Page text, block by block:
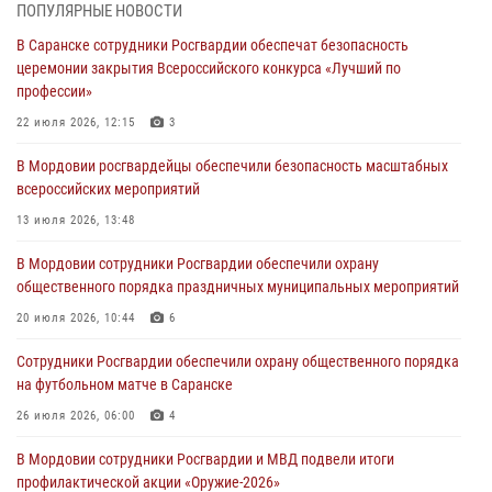
06 августа 2026, 07:03
В Саранске по обращению жителей правоохранители отреагировали
незамедлительно
05 августа 2026, 15:04
подозреваемого в причинении телесных повреждений супруге
05 августа 2026, 12:34
проведения масштабного праздника в Темникове
05 августа 2026, 09:04 4
разрешительной работы передал очередную партию вооружения в
зону СВО
04 августа 2026, 11:13
ПОПУЛЯРНЫЕ НОВОСТИ
В Саранске сотрудники Росгвардии обеспечат безопасность
церемонии закрытия Всероссийского конкурса «Лучший по
профессии»
22 июля 2026, 12:15 3
В Мордовии росгвардейцы обеспечили безопасность масштабных
всероссийских мероприятий
13 июля 2026, 13:48
В Мордовии сотрудники Росгвардии обеспечили охрану
общественного порядка праздничных муниципальных мероприятий
20 июля 2026, 10:44 6
Сотрудники Росгвардии обеспечили охрану общественного порядка
на футбольном матче в Саранске
26 июля 2026, 06:00 4
В Мордовии сотрудники Росгвардии и МВД подвели итоги
профилактической акции «Оружие‑2026»